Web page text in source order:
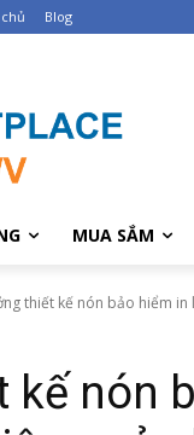
Blog
MUA SẮM
thiết kế nón bảo hiểm in
kế nón